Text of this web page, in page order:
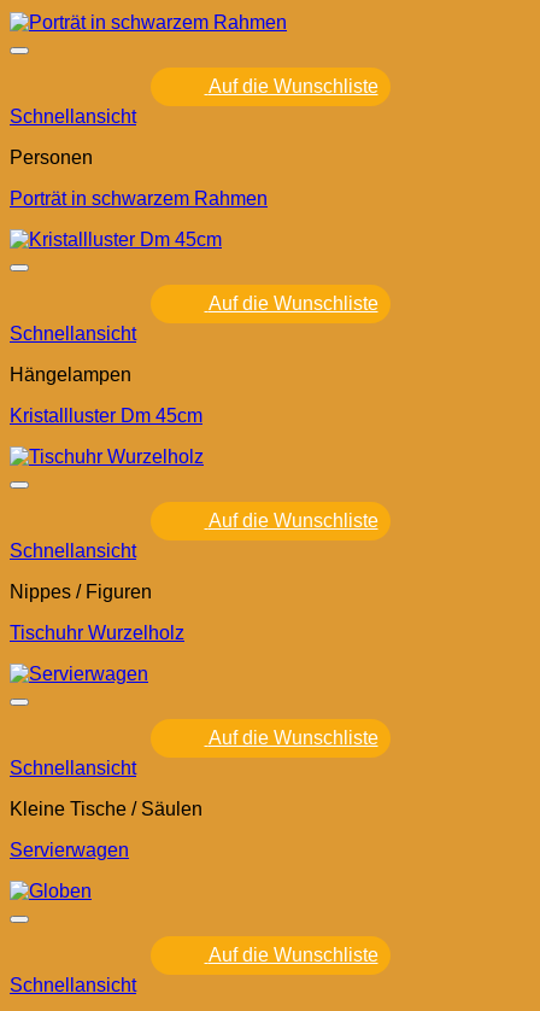
Auf die Wunschliste
Schnellansicht
Personen
Porträt in schwarzem Rahmen
Auf die Wunschliste
Schnellansicht
Hängelampen
Kristallluster Dm 45cm
Auf die Wunschliste
Schnellansicht
Nippes / Figuren
Tischuhr Wurzelholz
Auf die Wunschliste
Schnellansicht
Kleine Tische / Säulen
Servierwagen
Auf die Wunschliste
Schnellansicht